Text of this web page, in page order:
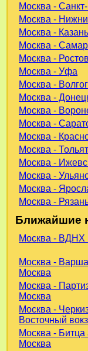
Москва -
Москва -
Москва - Казань
Москва -
Москва -
Москва - Уфа
Москва -
Москва -
Москва -
Москва -
Москва -
Москва -
Москва -
Москва -
Москва -
Москва -
Ближайшие
Москва - ВДНХ
Москва -
Москва
Москва -
Москва
Москва -
Восточный
Москва - Битца
Москва